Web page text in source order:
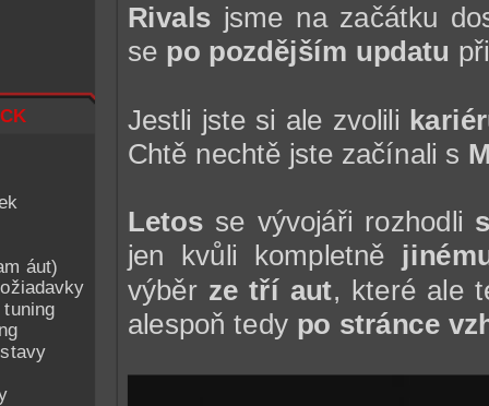
áut)
Rivals jsme na začátku
se po pozdějším updatu
Jestli jste si ale zvolili
Chtě nechtě jste začínali s
Letosse vývojáři rozhodli
jen kvůli kompletně
výběrze tří aut, které ale
alespoň tedy po stránce